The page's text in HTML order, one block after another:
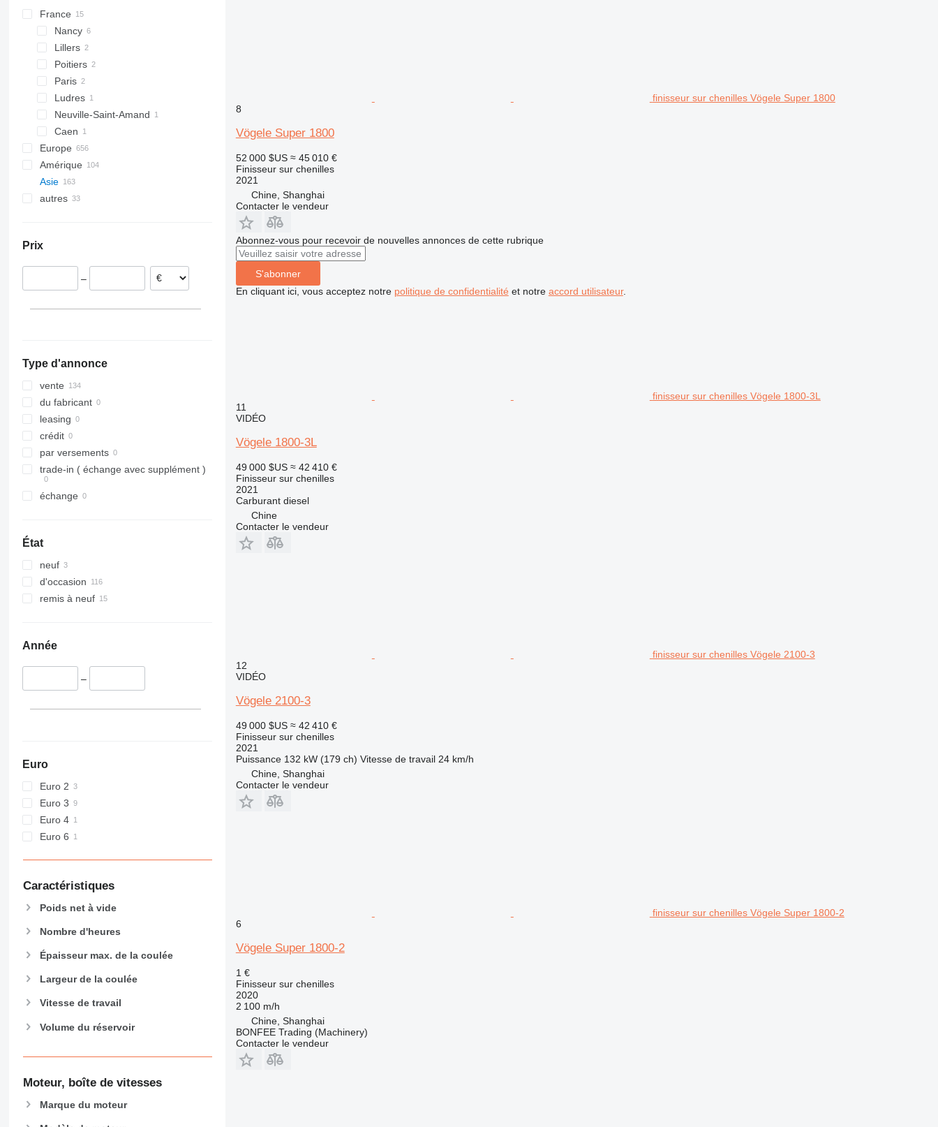
France
Nancy
Lillers
Poitiers
Paris
Ludres
Neuville-Saint-Amand
Caen
Europe
Allemagne
Pays-Bas
Pologne
Roumanie
Lituanie
Amérique
États-Unis
Mexique
Asie
Chine
Baoding
Taicang
Turquie
Japon
autres
Moldavie
Prix
–
Type d'annonce
vente
du fabricant
leasing
crédit
par versements
trade-in ( échange avec supplément )
échange
État
neuf
d'occasion
remis à neuf
Année
–
Euro
Euro 2
Euro 3
Euro 4
Euro 6
Caractéristiques
Poids net à vide
Nombre d'heures
Épaisseur max. de la coulée
Largeur de la coulée
Vitesse de travail
Volume du réservoir
Moteur, boîte de vitesses
Marque du moteur
finisseur sur chenilles Vögele Super 1800
8
Vögele Super 1800
52 000 $US ≈ 45 010 €
Finisseur sur chenilles
2021
Chine, Shanghai
Contacter le vendeur
Abonnez-vous pour recevoir de nouvelles annonces de cette rubrique
S'abonner
En cliquant ici, vous acceptez notre politique de confidentialité et notre accord utilisateur.
finisseur sur chenilles Vögele 1800-3L
11
VIDÉO
Vögele 1800-3L
49 000 $US ≈ 42 410 €
Finisseur sur chenilles
2021
Carburant diesel
Chine
Contacter le vendeur
finisseur sur chenilles Vögele 2100-3
12
VIDÉO
Vögele 2100-3
49 000 $US ≈ 42 410 €
Finisseur sur chenilles
2021
Puissance 132 kW (179 ch) Vitesse de travail 24 km/h
Chine, Shanghai
Contacter le vendeur
finisseur sur chenilles Vögele Super 1800-2
6
Vögele Super 1800-2
1 €
Finisseur sur chenilles
2020
2 100 m/h
Chine, Shanghai
BONFEE Trading (Machinery)
Contacter le vendeur